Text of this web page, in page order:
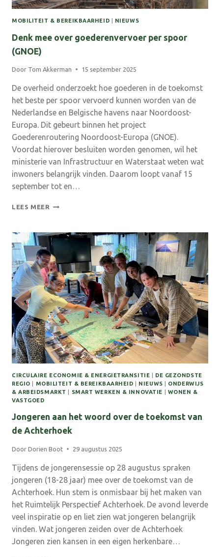
MOBILITEIT & BEREIKBAARHEID NIEUWS
Denk mee over goederenvervoer per spoor
(GNOE)
Door Tom Akkerman 15 september 2025
De overheid onderzoekt hoe goederen in de toekomst
het beste per spoor vervoerd kunnen worden van de
Nederlandse en Belgische havens naar Noordoost-
Europa. Dit gebeurt binnen het project
Goederenroutering Noordoost-Europa (GNOE).
Voordat hierover besluiten worden genomen, wil het
ministerie van Infrastructuur en Waterstaat weten wat
inwoners belangrijk vinden. Daarom loopt vanaf 15
september tot en…
LEES MEER DENK
GOEDERENVERVOER
PER
SPOOR
(GNOE)
CIRCULAIRE ECONOMIE & ENERGIETRANSITIE
DE GEZONDSTE
REGIO
MOBILITEIT & BEREIKBAARHEID NIEUWS
ONDERWIJS
& ARBEIDSMARKT
SMART WERKEN & INNOVATIE
WONEN &
VASTGOED
Jongeren aan het woord over de toekomst van
de Achterhoek
Door Dorien Boot 29 augustus 2025
Tijdens de jongerensessie op 28 augustus spraken
jongeren (18-28 jaar) mee over de toekomst van de
Achterhoek. Hun stem is onmisbaar bij het maken van
het Ruimtelijk Perspectief Achterhoek. De avond leverde
veel inspiratie op en liet zien wat jongeren belangrijk
vinden. Wat jongeren zeiden over de Achterhoek
Jongeren zien kansen in een eigen herkenbare…